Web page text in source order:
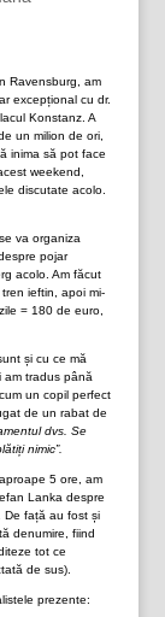
Ravensburg, am
excepțional cu dr.
Konstanz. A
un milion de ori,
inima să pot face
weekend,
discutate acolo.
va organiza
pojar
acolo. Am făcut
ieftin, apoi mi-
= 180 de euro,
și cu ce mă
am tradus până
un copil perfect
de un rabat de
dvs. Se
nimic”.
5 ore, am
Lanka despre
De față au fost și
denumire, fiind
tot ce
de sus).
prezente: